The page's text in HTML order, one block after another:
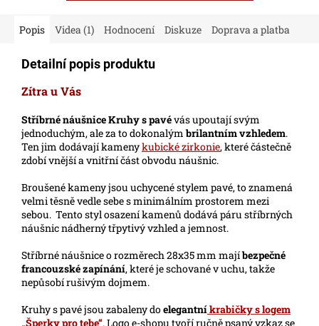
Popis Videa (1) Hodnocení Diskuze Doprava a platba
Detailní popis produktu
Zítra u Vás
Stříbrné náušnice Kruhy s pavévás upoutají svým
jednoduchým, ale za to dokonalýmbrilantním vzhledem.
Ten jim dodávají kamenykubické zirkonie, které částečně
zdobí vnější a vnitřní část obvodu náušnic.
Broušené kameny jsou uchycené stylem pavé, to znamená
velmi těsně vedle sebe s minimálním prostorem mezi
sebou. Tento styl osazení kamenů dodává páru stříbrných
náušnic nádherný třpytivý vzhled a jemnost.
Stříbrné náušnice o rozměrech 28x35 mm majíbezpečné
francouzské zapínání, které je schované v uchu, takže
nepůsobí rušivým dojmem.
Kruhy s pavé jsou zabaleny doelegantníkrabičky s logem
„Šperky pro tebe“. Logo e-shopu tvoří ručně psaný vzkaz se